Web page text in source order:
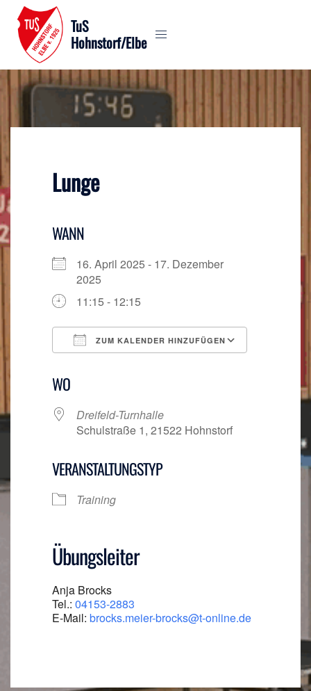
Zum
Inhalt
springen
TuS
Hohnstorf/Elbe
Lunge
WANN
16. April 2025 - 17. Dezember
2025
11:15 - 12:15
ZUM KALENDER HINZUFÜGEN
Google
WO
Dreifeld-Turnhalle
Schulstraße 1, 21522 Hohnstorf
VERANSTALTUNGSTYP
Training
Übungsleiter
Anja Brocks
Tel.: 04153-2883
E-Mail: brocks.meier-brocks@t-online.de